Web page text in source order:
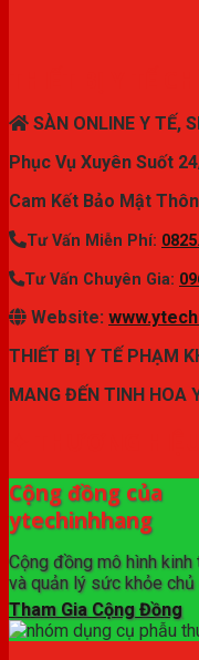
SÀN ONLINE Y TẾ,
Phục Vụ Xuyên Suốt
Cam Kết Bảo Mật
Tư Vấn Miễn Phí:
Tư Vấn Chuyên Gia:
Website:
THIẾT BỊ Y TẾ PHẠM
MANG ĐẾN TINH HOA
Cộng đồng của
ytechinhhang
Cộng đồng mô hình kinh
và quản lý sức khỏe chủ
Tham Gia Cộng Đồng